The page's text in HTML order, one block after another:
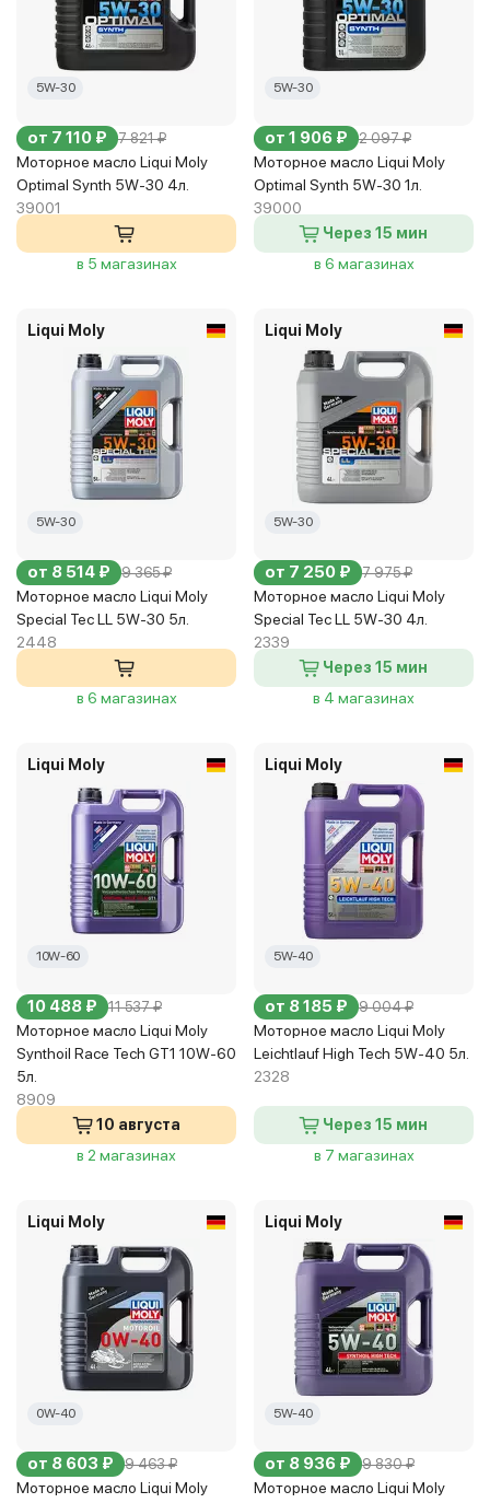
5W-30
от 7 110 ₽ 7 821 ₽
Моторное масло Liqui Moly
Optimal Synth 5W-30 4л.
39001
в 5 магазинах
5W-30
от 1 906 ₽ 2 097 ₽
Моторное масло Liqui Moly
Optimal Synth 5W-30 1л.
39000
Через 15 мин
в 6 магазинах
Liqui Moly
5W-30
от 8 514 ₽ 9 365 ₽
Моторное масло Liqui Moly
Special Tec LL 5W-30 5л.
2448
в 6 магазинах
Liqui Moly
5W-30
от 7 250 ₽ 7 975 ₽
Моторное масло Liqui Moly
Special Tec LL 5W-30 4л.
2339
Через 15 мин
в 4 магазинах
Liqui Moly
10W-60
10 488 ₽ 11 537 ₽
Моторное масло Liqui Moly
Synthoil Race Tech GT1 10W-60
5л.
8909
10 августа
в 2 магазинах
Liqui Moly
5W-40
от 8 185 ₽ 9 004 ₽
Моторное масло Liqui Moly
Leichtlauf High Tech 5W-40 5л.
2328
Через 15 мин
в 7 магазинах
Liqui Moly
0W-40
от 8 603 ₽ 9 463 ₽
Моторное масло Liqui Moly
Liqui Moly
5W-40
от 8 936 ₽ 9 830 ₽
Моторное масло Liqui Moly